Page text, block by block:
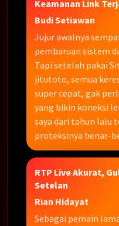
Keamanan Link
Budi Setiawan
Jujur awalnya
pembaruan sistem
Tapi setelah pakai
jitutoto, semua
super cepat, gak
yang bikin koneksi
saya dari tahun lalu
proteksinya benar-
RTP Live Akurat,
Setelan
Rian Hidayat
Sebagai pemain